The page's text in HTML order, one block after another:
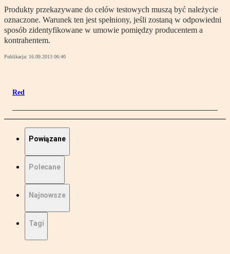
Produkty przekazywane do celów testowych muszą być należycie
oznaczone. Warunek ten jest spełniony, jeśli zostaną w odpowiedni
sposób zidentyfikowane w umowie pomiędzy producentem a
kontrahentem.
Publikacja: 16.09.2013 06:40
Red
Powiązane
Polecane
Najnowsze
Tagi